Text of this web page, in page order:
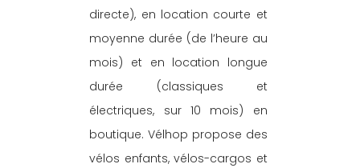
directe), en location courte et
moyenne durée (de l’heure au
mois) et en location longue
durée (classiques et
électriques, sur 10 mois) en
boutique. Vélhop propose des
vélos enfants, vélos-cargos et